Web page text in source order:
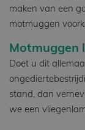
maken van een
motmuggen
Motmuggen
Doet u dit
stand, dan
we een